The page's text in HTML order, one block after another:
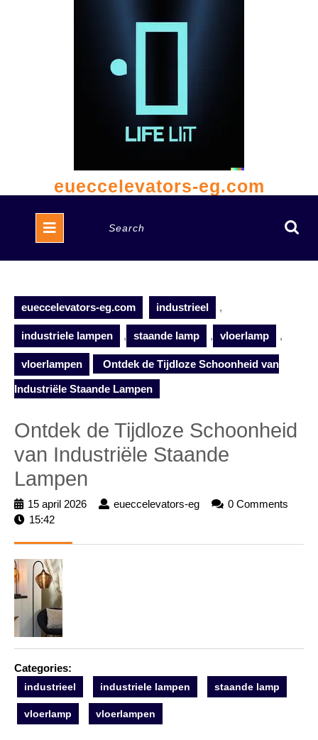
eueccelevators-eg.com
Open
Button
eueccelevators-eg.com industrieel ,
industriele lampen , staande lamp , vloerlamp ,
vloerlampen Ontdek de Tijdloze Schoonheid van
Industriële Staande Lampen
Ontdek de Tijdloze Schoonheid
van Industriële Staande
Lampen
15 april 2026
15
eueccelevators-eg
eueccelevators-
0 Comments
15:42
Categories:
industrieel industriele lampen staande lamp
vloerlamp vloerlampen